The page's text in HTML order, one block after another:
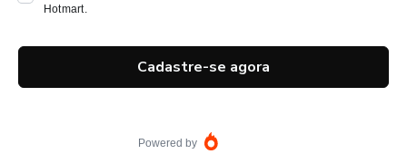
Hotmart.
Cadastre-se agora
Powered by